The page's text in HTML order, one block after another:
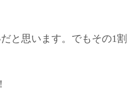
と思います。でもその1